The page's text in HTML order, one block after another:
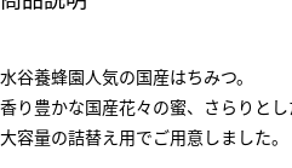
水谷養蜂園人気の国産はちみつ。
香り豊かな国産花々の蜜、さらりと
大容量の詰替え用でご用意しました。